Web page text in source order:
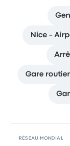
Nice -
Gare
RÉSEAU MONDIAL